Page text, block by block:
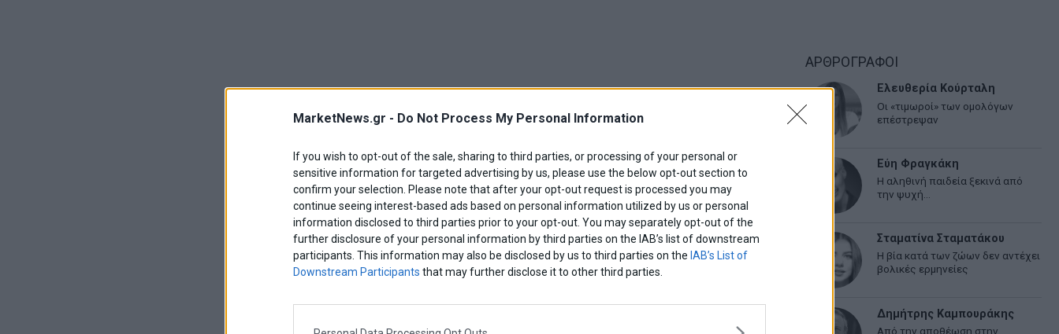
MarketNews.gr - Do Not Process My Personal Information
If you wish to opt-out of the sale, sharing to third parties, or processing of your personal or
sensitive information for targeted advertising by us, please use the below opt-out section to
confirm your selection. Please note that after your opt-out request is processed you may
continue seeing interest-based ads based on personal information utilized by us or personal
information disclosed to third parties prior to your opt-out. You may separately opt-out of the
further disclosure of your personal information by third parties on the IAB’s list of downstream
participants. This information may also be disclosed by us to third parties on the IAB’s List of
Downstream Participants that may further disclose it to other third parties.
ΑΡΘΡΟΓΡΑΦΟΙ
Ελευθερία Κούρταλη
Οι «τιμωροί» των ομολόγων
επέστρεψαν
Εύη Φραγκάκη
Η αληθινή παιδεία ξεκινά από
την ψυχή…
Σταματίνα Σταματάκου
Η βία κατά των ζώων δεν αντέχει
βολικές ερμηνείες
Δημήτρης Καμπουράκης
Από την αποθέωση στην